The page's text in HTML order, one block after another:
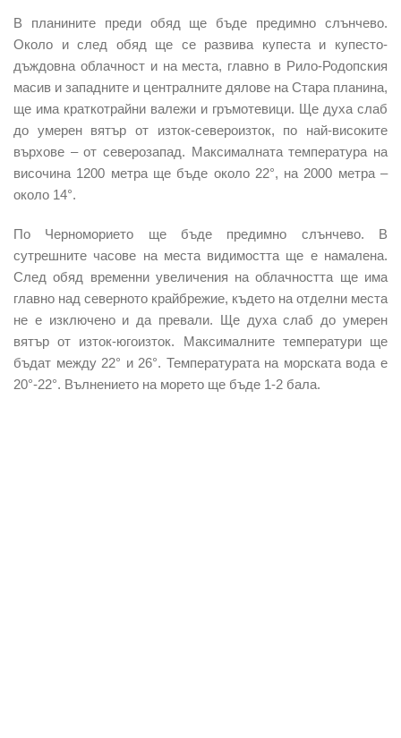
В планините преди обяд ще бъде предимно слънчево.
Около и след обяд ще се развива купеста и купесто-
дъждовна облачност и на места, главно в Рило-Родопския
масив и западните и централните дялове на Стара планина,
ще има краткотрайни валежи и гръмотевици. Ще духа слаб
до умерен вятър от изток-североизток, по най-високите
върхове – от северозапад. Максималната температура на
височина 1200 метра ще бъде около 22°, на 2000 метра –
около 14°.
По Черноморието ще бъде предимно слънчево. В
сутрешните часове на места видимостта ще е намалена.
След обяд временни увеличения на облачността ще има
главно над северното крайбрежие, където на отделни места
не е изключено и да превали. Ще духа слаб до умерен
вятър от изток-югоизток. Максималните температури ще
бъдат между 22° и 26°. Температурата на морската вода е
20°-22°. Вълнението на морето ще бъде 1-2 бала.